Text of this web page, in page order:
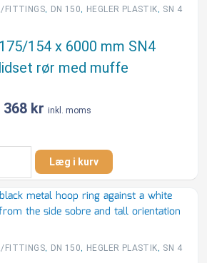
FITTINGS, DN 150, HEGLER PLASTIK, SN 4
154 x 6000 mm SN4
rør med muffe
368 kr inkl. moms
Læg i kurv
FITTINGS, DN 150, HEGLER PLASTIK, SN 4